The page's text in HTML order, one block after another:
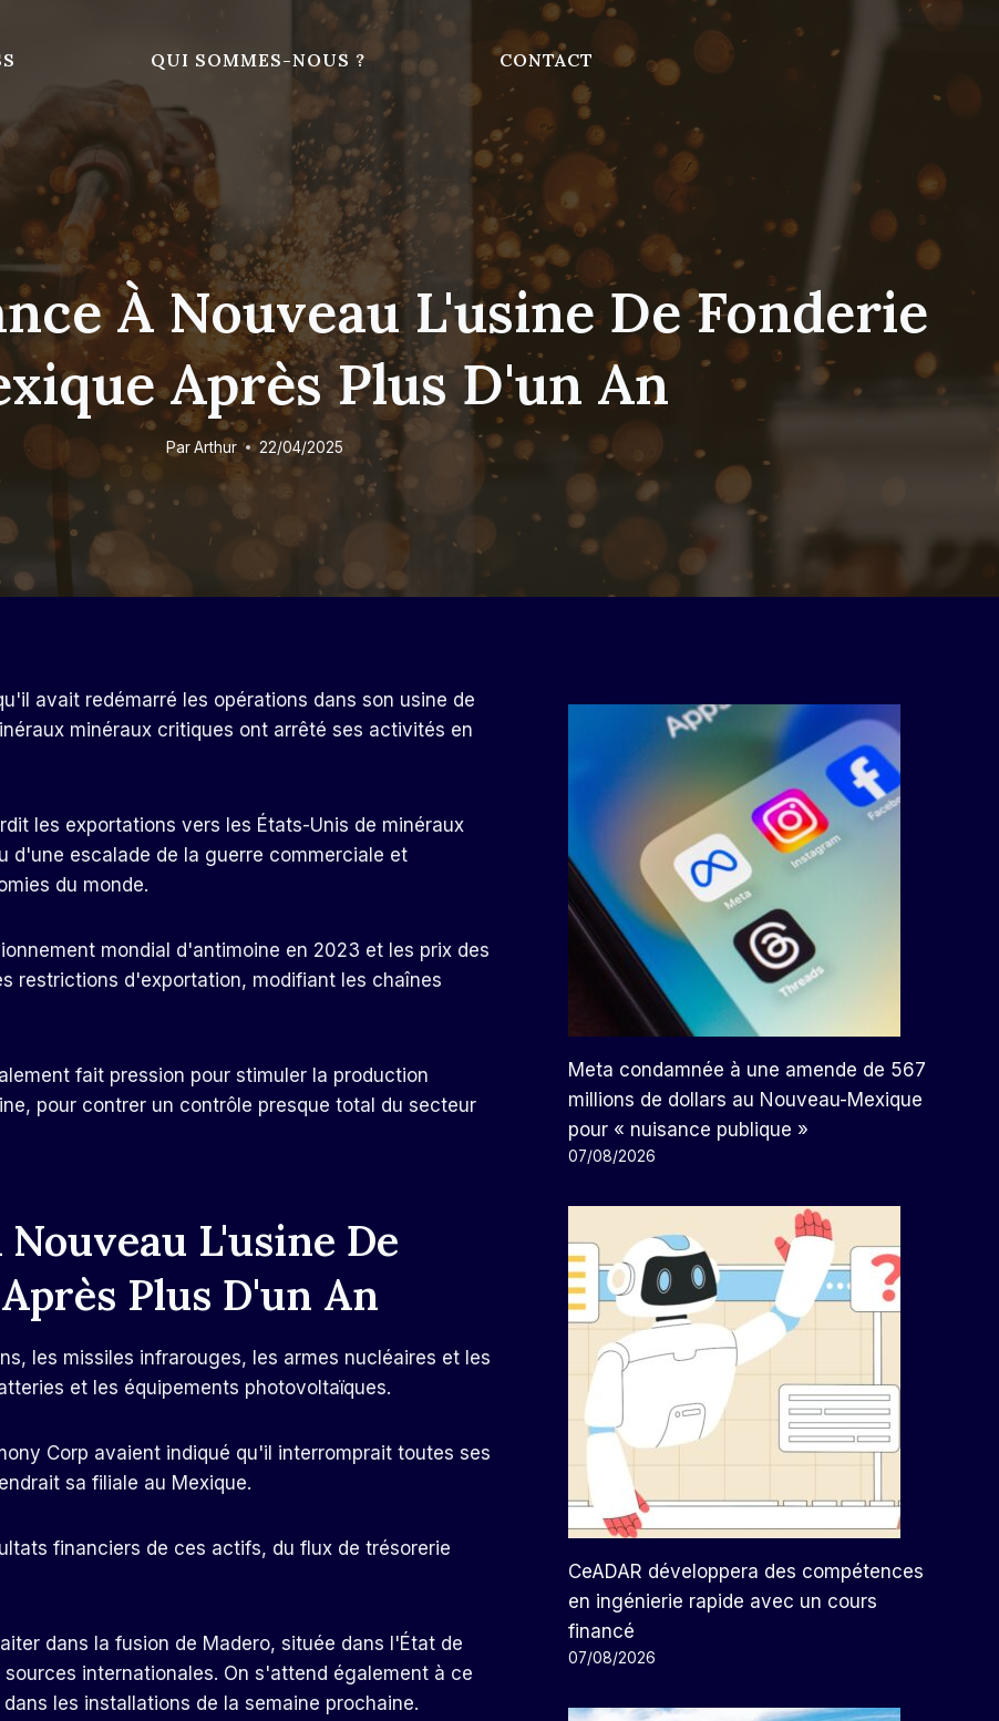
QUI SOMMES-NOUS ? CONTACT
À Nouveau L'usine De Fonderie
Après Plus D'un An
ParArthur 22/04/2025
avait redémarré les opérations dans son usine de
minéraux critiques ont arrêté ses activités en
les exportations vers les États-Unis de minéraux
d'une escalade de la guerre commerciale et
du monde.
mondial d'antimoine en 2023 et les prix des
restrictions d'exportation, modifiant les chaînes
fait pression pour stimuler la production
pour contrer un contrôle presque total du secteur
L'usine De
Plus D'un An
les missiles infrarouges, les armes nucléaires et les
et les équipements photovoltaïques.
Corp avaient indiqué qu'il interromprait toutes ses
sa filiale au Mexique.
financiers de ces actifs, du flux de trésorerie
dans la fusion de Madero, située dans l'État de
internationales. On s'attend également à ce
les installations de la semaine prochaine.
Meta condamnée à une amende de 567
millions de dollars au Nouveau-Mexique
pour « nuisance publique »
07/08/2026
CeADAR développera des compétences
en ingénierie rapide avec un cours
financé
07/08/2026